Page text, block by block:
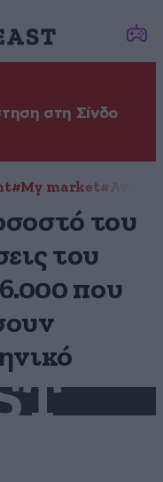
στη Σίνδο
#My market
του
του
που